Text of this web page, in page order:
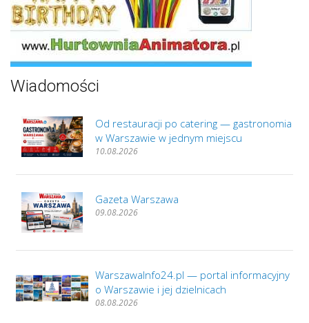
Wiadomości
Od restauracji po catering — gastronomia
w Warszawie w jednym miejscu
10.08.2026
Gazeta Warszawa
09.08.2026
WarszawaInfo24.pl — portal informacyjny
o Warszawie i jej dzielnicach
08.08.2026